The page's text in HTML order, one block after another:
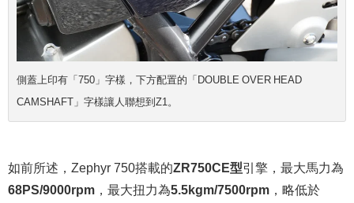
側蓋上印有「750」字樣，下方配置的「DOUBLE OVER HEAD
CAMSHAFT」字樣讓人聯想到Z1。
如前所述，Zephyr 750搭載的ZR750CE型引擎，最大馬力為
68PS/9000rpm ，最大扭力為5.5kgm/7500rpm ，略低於